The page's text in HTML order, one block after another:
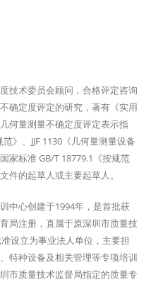
技术委员会顾问，合格评定咨询
确定度评定的研究，著有《实用
何量测量不确定度评定表示指
》、JJF 1130《几何量测量设备
家标准 GB/T 18779.1《按规范
件的起草人或主要起草人。
中心创建于1994年，是首批获
局注册，直属于原深圳市质量技
设立为事业法人单位，主要担
特种设备及相关管理等专项培训
市质量技术监督局指定的质量专